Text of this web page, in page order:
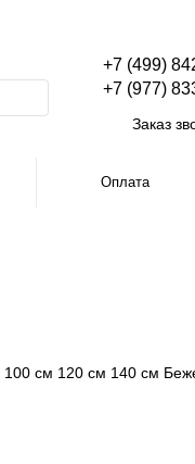
+7 (499)
+7 (977)
Заказ
Оплата
100 см 120 см 140 см